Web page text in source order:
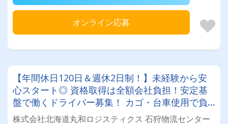
オンライン応募
【年間休日120日＆週休2日制！】未経験から安
心スタート◎ 資格取得は全額会社負担！安定基
盤で働くドライバー募集！ カゴ・台車使用で負
担少なめ♪年齢・性別問わず活躍できるお仕事で
株式会社北海道丸和ロジスティクス 石狩物流センター